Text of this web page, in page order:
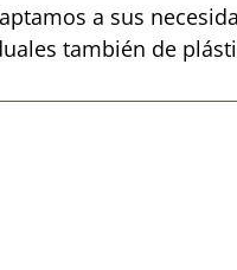
a sus
también de